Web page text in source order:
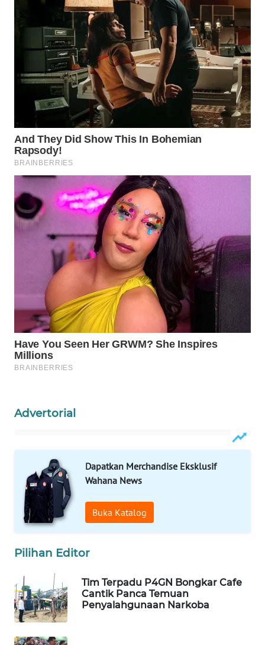
Advertorial
Dapatkan Merchandise Eksklusif
Wahana News
Buka Katalog
Pilihan Editor
Tim Terpadu P4GN Bongkar Cafe
Cantik Panca Temuan
Penyalahgunaan Narkoba
WAHANA
WAHANA
OTOMOTIF
WAHANA
HEALTH
WAHANA
DESA
WISATA
LAPAK
WAHANA
KONSUMEN
LISTRIK
MASYARAKAT
KELISTRIKAN
WALINKI
MAWAKA
NET
PLN
WATCH
LPKKI
LKKI
KOPEKLIN